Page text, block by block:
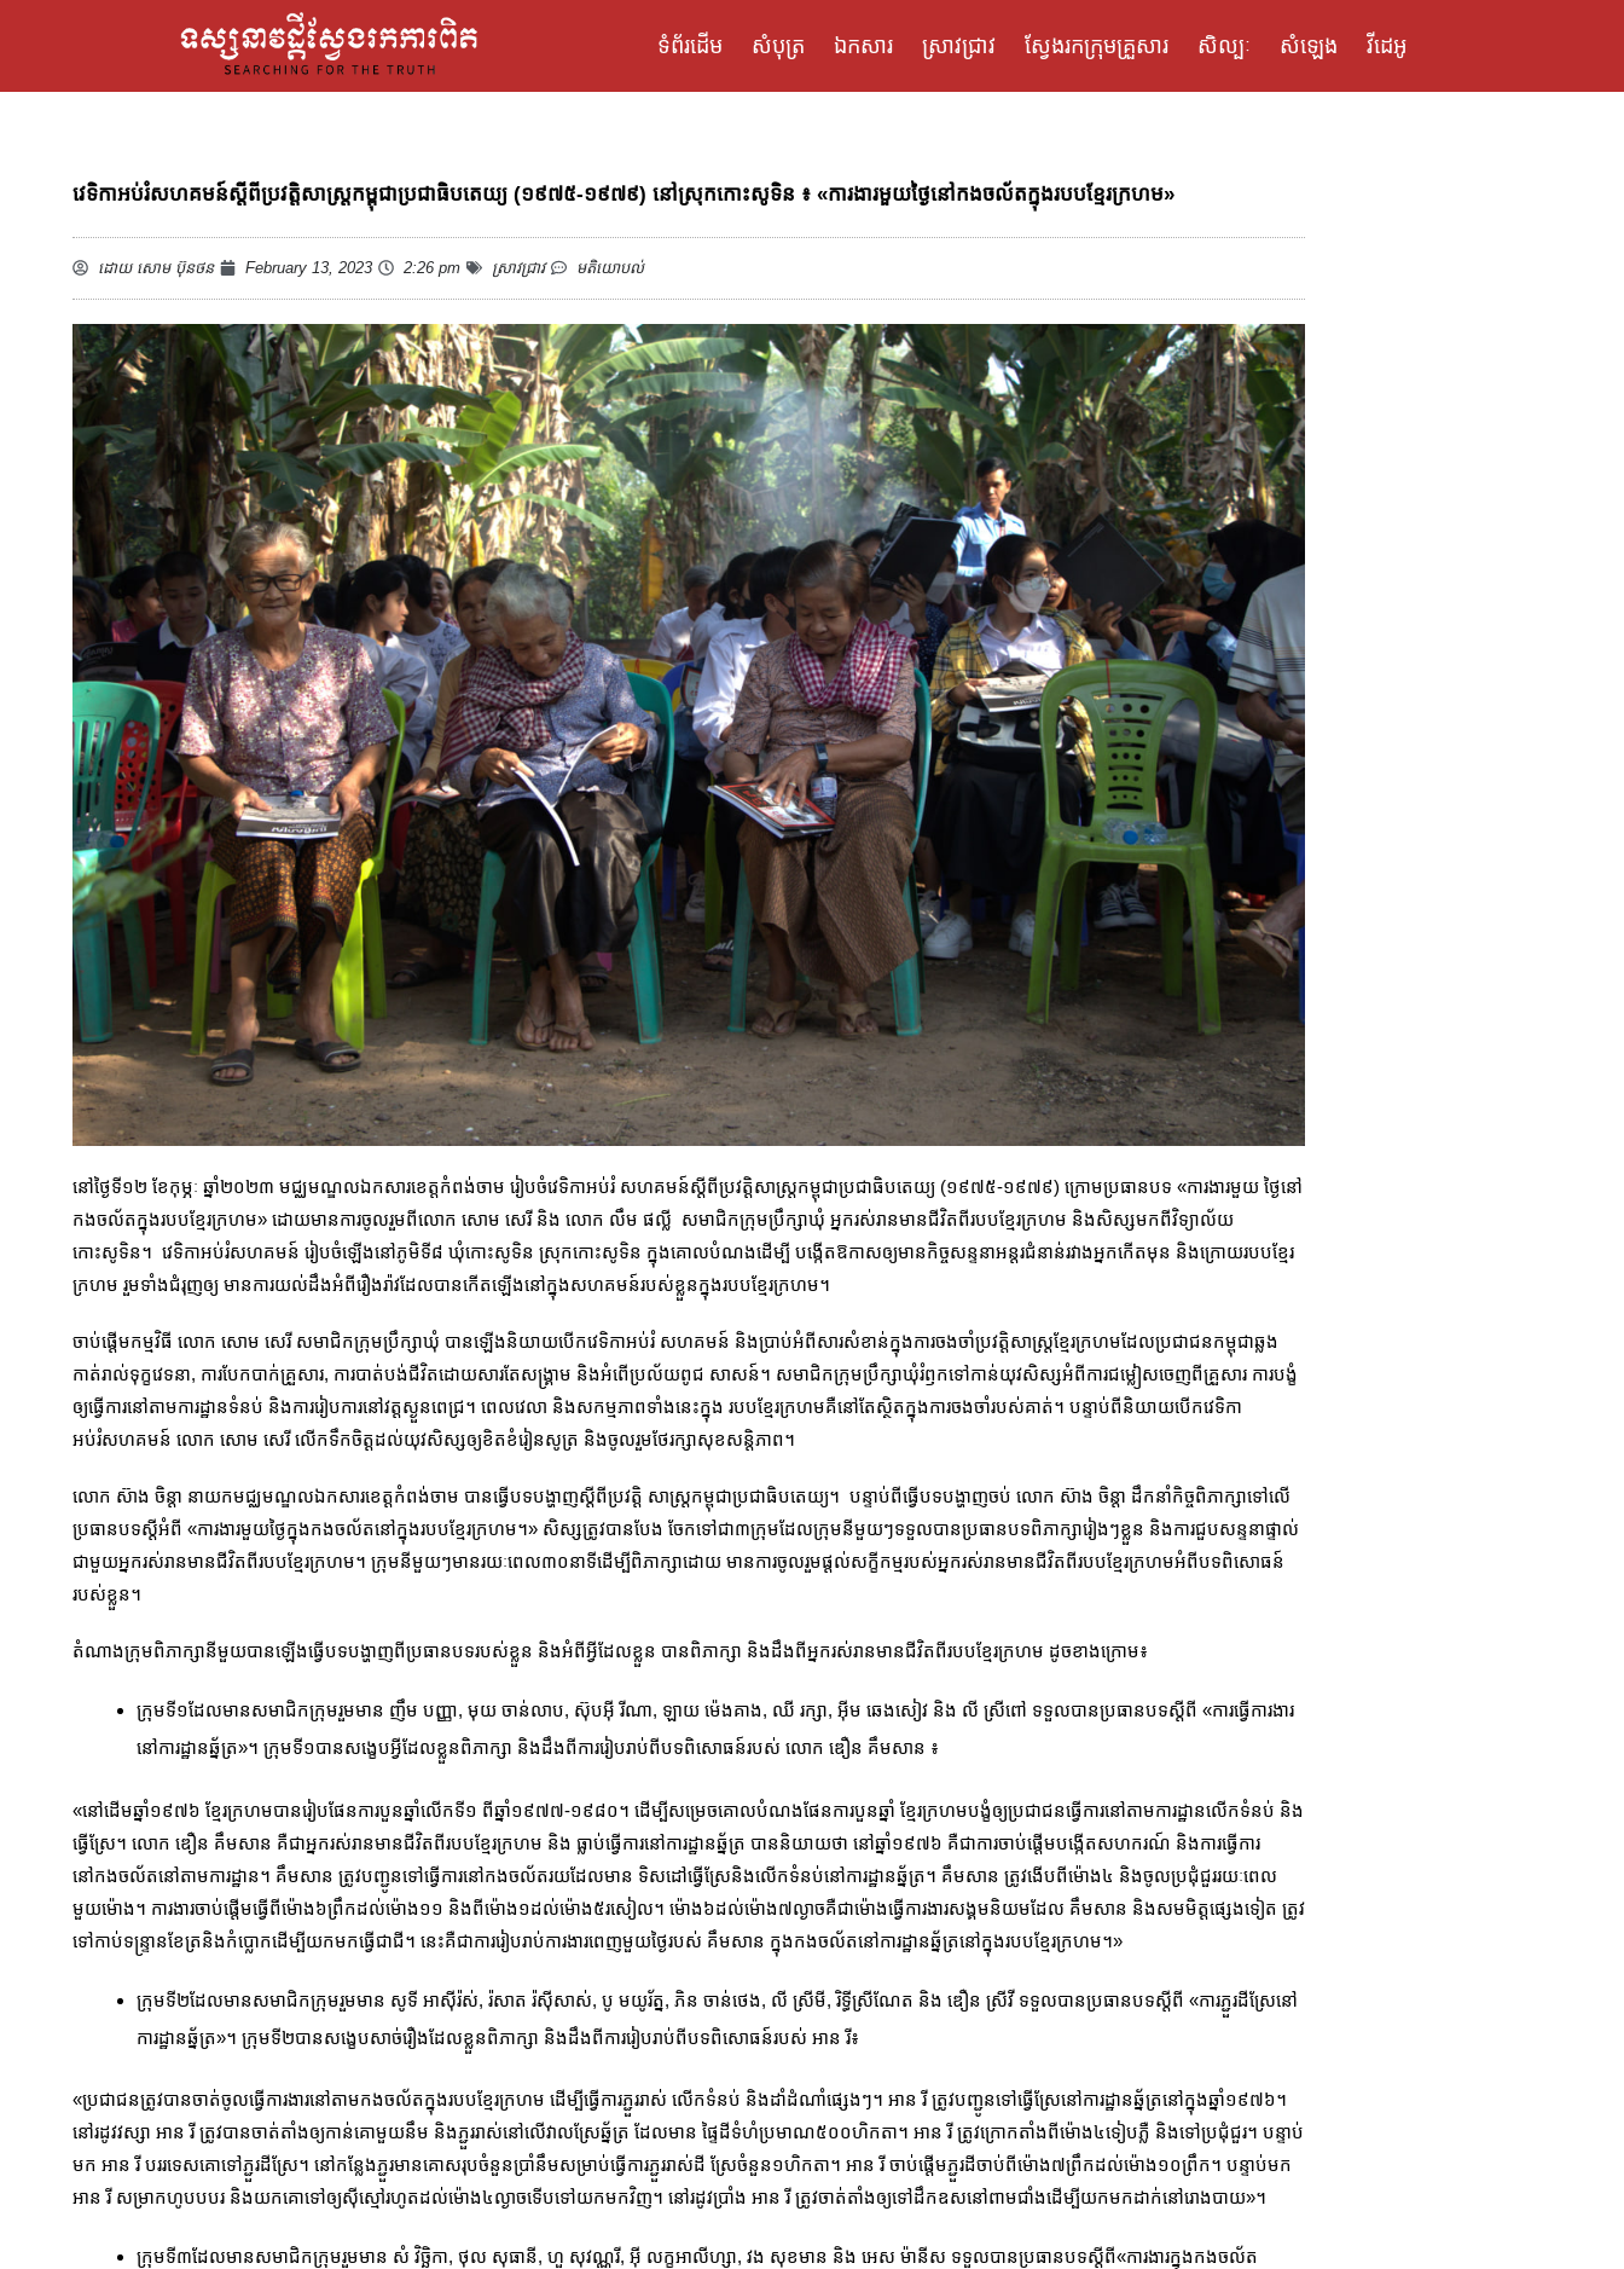
ទំព័រដើម សំបុត្រ ឯកសារ ស្រាវជ្រាវ ស្វែងរកក្រុមគ្រួសារ សិល្បៈ សំឡេង វីដេអូ
វេទិកាអប់រំសហគមន៍ស្ដីពីប្រវត្តិសាស្រ្តកម្ពុជាប្រជាធិបតេយ្យ (១៩៧៥-១៩៧៩) នៅស្រុកកោះសូទិន ៖ «ការងារមួយថ្ងៃនៅកងចល័តក្នុងរបបខ្មែរក្រហម»
ដោយសោម ប៊ុនថន February 13, 2023 2:26 pm ស្រាវជ្រាវ មតិយោបល់
នៅថ្ងៃទី១២ ខែកុម្ភៈ ឆ្នាំ២០២៣ មជ្ឈមណ្ឌលឯកសារខេត្តកំពង់ចាម រៀបចំវេទិកាអប់រំ សហគមន៍ស្ដីពី​ប្រវត្តិសាស្រ្តកម្ពុជាប្រជាធិបតេយ្យ (១៩៧៥-១៩៧៩) ក្រោមប្រធានបទ «ការងារមួយ ថ្ងៃនៅ
កងចល័តក្នុងរបប​ខ្មែរក្រហម» ​ដោយមានការចូលរួមពីលោក សោម សេរី និង លោក លឹម ផល្លី សមាជិកក្រុមប្រឹក្សាឃុំ អ្នករស់រាន​មាន​ជីវិតពីរបបខ្មែរក្រហម និងសិស្សមកពីវិទ្យាល័យ
កោះសូទិន។ វេទិកាអប់រំសហគមន៍ រៀបចំឡើងនៅភូមិទី៨ ឃុំកោះសូទិន ស្រុកកោះសូទិន ក្នុងគោលបំណងដើម្បី បង្កើតឱកាសឲ្យមានកិច្ចសន្ទនាអន្តរជំនាន់រវាងអ្នក​កើតមុន​ និង​ក្រោយ​របប​ខ្មែរ
ក្រហម រួមទាំងជំរុញឲ្យ មានការយល់ដឹងអំពីរឿងរ៉ាវដែលបានកើតឡើងនៅក្នុងសហគមន៍របស់ខ្លួនក្នុងរបបខ្មែរក្រហម។
ចាប់ផ្ដើមកម្មវិធី លោក សោម សេរី សមាជិកក្រុមប្រឹក្សាឃុំ​ បានឡើងនិយាយបើកវេទិកាអប់រំ សហគមន៍ និងប្រាប់អំពីសារសំខាន់ក្នុងការចងចាំប្រវត្តិសាស្រ្តខ្មែរក្រហមដែលប្រជាជនកម្ពុជាឆ្លង
កាត់​រាល់ទុក្ខវេទនា, ការបែកបាក់គ្រួសារ, ការបាត់បង់ជីវិតដោយសារតែសង្រ្គាម និងអំពើប្រល័យពូជ សាសន៍​។ សមាជិកក្រុមប្រឹក្សាឃុំរំឭកទៅកាន់យុវសិស្សអំពីការជម្លៀសចេញពីគ្រួសារ ការបង្ខំ
ឲ្យធ្វើការ​នៅតាមការដ្ឋានទំនប់ និងការរៀបការនៅវត្តស្ងួនពេជ្រ។ ពេលវេលា និងសកម្មភាពទាំងនេះក្នុង របប​ខ្មែរក្រហមគឺនៅតែស្ថិតក្នុងការចងចាំរបស់គាត់។ បន្ទាប់ពីនិយាយបើកវេទិកា
អប់រំសហគមន៍ លោក សោម សេរី លើកទឹកចិត្ដដល់យុវសិស្សឲ្យខិតខំរៀនសូត្រ និងចូលរួមថែរក្សាសុខសន្តិភាព។
លោក ស៊ាង ចិន្ដា នាយកមជ្ឈមណ្ឌលឯកសារខេត្តកំពង់ចាម បានធ្វើបទបង្ហាញស្ដីពីប្រវត្តិ សាស្រ្តកម្ពុជាប្រជាធិបតេយ្យ។ បន្ទាប់ពីធ្វើបទបង្ហាញចប់ លោក ស៊ាង ចិន្ដា ដឹកនាំកិច្ចពិភាក្សាទៅលើ​
ប្រធានបទស្ដីអំពី «ការងារមួយថ្ងៃក្នុងកងចល័តនៅក្នុងរបបខ្មែរក្រហម។» សិស្សត្រូវបានបែង ចែកទៅ​ជា៣ក្រុមដែលក្រុមនីមួយៗទទួលបានប្រធានបទពិភាក្សារៀងៗខ្លួន និងការជួបសន្ទនាផ្ទាល់
ជាមួយ​អ្នករស់រានមានជីវិតពីរបបខ្មែរក្រហម។ ក្រុមនីមួយៗមានរយៈពេល៣០នាទីដើម្បីពិភាក្សាដោយ មាន​ការ​ចូលរួមផ្ដល់សក្ខីកម្មរបស់អ្នករស់រានមានជីវិតពីរបបខ្មែរក្រហមអំពីបទពិសោធន៍
របស់ខ្លួន។
តំណាងក្រុមពិភាក្សានីមួយបានឡើងធ្វើបទបង្ហាញពីប្រធានបទរបស់ខ្លួន និងអំពីអ្វីដែលខ្លួន បានពិភាក្សា និងដឹងពីអ្នករស់រានមានជីវិតពីរបបខ្មែរក្រហម ដូចខាងក្រោម៖
ក្រុមទី១ដែលមានសមាជិកក្រុមរួមមាន ញឹម បញ្ញា, មុយ ចាន់លាប, ស៊ុបអ៊ី រីណា, ឡាយ ម៉េងគាង, ឈី រក្សា, អ៊ីម ឆេងសៀវ និង លី ស្រីពៅ ទទួលបានប្រធានបទស្ដីពី «ការធ្វើការងារ​
នៅការដ្ឋានឆ្ន័ត្រ»។ ក្រុមទី១បានសង្ខេប​អ្វីដែលខ្លួនពិភាក្សា និងដឹងពីការរៀបរាប់ពីបទពិសោធន៍របស់ លោក ឌឿន គឹមសាន ៖
«នៅដើមឆ្នាំ១៩៧៦ ខ្មែរក្រហមបានរៀបផែនការបួនឆ្នាំលើកទី១ ពីឆ្នាំ១៩៧៧-១៩៨០។ ដើម្បីសម្រេចគោលបំណងផែនការបួនឆ្នាំ ខ្មែរក្រហមបង្ខំឲ្យប្រជាជនធ្វើការនៅតាមការដ្ឋានលើកទំនប់ និង
ធ្វើស្រែ។ លោក ឌឿន គឹមសាន គឺជាអ្នករស់រានមានជីវិតពីរបបខ្មែរក្រហម និង ធ្លាប់ធ្វើការនៅការ​ដ្ឋានឆ្ន័ត្រ បាននិយាយថា ​នៅឆ្នាំ១៩៧៦ គឺជាការចាប់ផ្ដើមបង្កើតសហករណ៍ និងការធ្វើការ
នៅកង​ចល័ត​នៅតាមការដ្ឋាន។ គឹមសាន ត្រូវបញ្ជូនទៅធ្វើការនៅកងចល័តរយដែលមាន ទិសដៅធ្វើស្រែ​និង​លើកទំនប់នៅការដ្ឋានឆ្ន័ត្រ។ គឹមសាន ត្រូវងើបពីម៉ោង៤ និងចូលប្រជុំជួររយៈពេល
មួយម៉ោង។ ការងារ​ចាប់ផ្ដើមធ្វើពីម៉ោង៦ព្រឹកដល់ម៉ោង១១ និងពីម៉ោង១ដល់ម៉ោង៥រសៀល។ ម៉ោង៦ដល់ម៉ោង៧​ល្ងាច​គឺជាម៉ោងធ្វើការងារសង្គមនិយមដែល គឹមសាន និងសមមិត្តផ្សេងទៀត ត្រូវ
ទៅកាប់ទន្ទ្រានខែត្រ​និង​កំប្លោកដើម្បីយកមកធ្វើជាជី។ នេះគឺជាការរៀបរាប់ការងារពេញមួយថ្ងៃរបស់ គឹមសាន ក្នុងកងចល័តនៅ​ការដ្ឋានឆ្ន័ត្រនៅក្នុងរបបខ្មែរក្រហម។»
ក្រុមទី២ដែលមានសមាជិកក្រុមរួមមាន សូទី អាស៊ីរ៉ស់, រ៉សាត រ៉ស៊ីសាស់, បូ មយូរ័ត្ន, ភិន ចាន់ថេង, លី ស្រីមី, រិទ្ធីស្រីណែត និង ឌឿន ស្រីវី ទទួលបានប្រធានបទស្ដីពី «ការភ្ជួរដីស្រែនៅ
ការ​ដ្ឋានឆ្ន័ត្រ»។ ក្រុមទី២បានសង្ខេបសាច់រឿងដែលខ្លួនពិភាក្សា និងដឹងពីការរៀបរាប់ពីបទពិសោធន៍របស់ អាន រី៖
«ប្រជាជនត្រូវបានចាត់ចូលធ្វើការងារនៅតាមកងចល័តក្នុងរបបខ្មែរក្រហម ដើម្បីធ្វើការភ្ជួររាស់ លើកទំនប់ និងដាំដំណាំផ្សេងៗ។ អាន រី ត្រូវបញ្ជូនទៅធ្វើស្រែនៅការដ្ឋានឆ្ន័ត្រនៅក្នុងឆ្នាំ១៩៧៦។
នៅ​រដូវវស្សា អាន រី ត្រូវបានចាត់តាំងឲ្យកាន់គោមួយនឹម និងភ្ជួររាស់នៅលើវាលស្រែឆ្ន័ត្រ ដែលមាន ផ្ទៃដី​ទំហំប្រមាណ៥០០ហិកតា។ អាន រី ត្រូវក្រោកតាំងពីម៉ោង៤ទៀបភ្លឺ និងទៅប្រជុំជួរ។ បន្ទាប់
មក អាន រី បររទេសគោទៅភ្ជួរដីស្រែ។ នៅកន្លែងភ្ជួរមានគោសរុបចំនួនប្រាំនឹមសម្រាប់ធ្វើការភ្ជួររាស់ដី ស្រែចំនួន១​ហិកតា។ អាន រី ចាប់ផ្ដើមភ្ជួរដីចាប់ពីម៉ោង៧ព្រឹកដល់ម៉ោង១០ព្រឹក។ បន្ទាប់មក
អាន​ រី សម្រាក​ហូបបបរ និងយកគោទៅឲ្យស៊ីស្មៅរហូតដល់ម៉ោង៤ល្ងាចទើបទៅយកមកវិញ។ នៅរដូវប្រាំង អាន រី ត្រូវចាត់តាំងឲ្យទៅដឹកឧសនៅពាមជាំងដើម្បីយកមកដាក់នៅរោងបាយ»។
ក្រុមទី៣ដែលមានសមាជិកក្រុមរួមមាន សំ វិច្ឆិកា, ថុល សុធានី, ហួ សុវណ្ណរី, អ៊ី លក្ខអា​លីហ្សា, វង សុខមាន និង អេស ម៉ានីស ទទួលបានប្រធានបទស្ដីពី​«ការងារក្នុងកងចល័ត